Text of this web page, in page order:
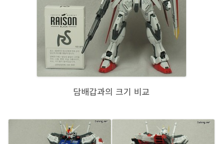
담배갑과의 크기 비교